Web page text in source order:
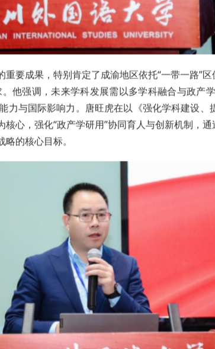
要成果，特别肯定了成渝地区依托“一带一路”
他强调，未来学科发展需以多学科融合与政产
与国际影响力。唐旺虎在以《强化学科建设
心，强化“政产学研用”协同育人与创新机制，
的核心目标。